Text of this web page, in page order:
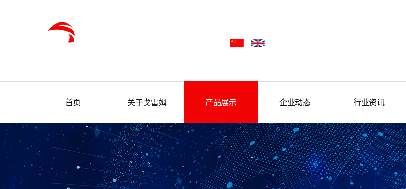
首页 关于戈雷姆 产品展示 企业动态 行业资讯